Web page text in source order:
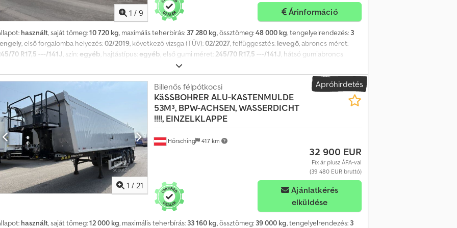
állapotban A BÉRLÉS a vásárlás új formája, nálunk teljes körű szolgáltatással is elérhető -----
1 / 9 Árinformáció
használt, saját tömeg:10 720 kg, maximális teherbírás: 37 280 kg, össztömeg:48 000 kg, tengelyelrendezés: 3
, első forgalomba helyezés:02/2019, következő vizsga (TÜV):02/2027, felfüggesztés: levegő, abroncs méret:
70 R17,5 ---/141J, szín: egyéb, hajtástípus: egyéb, első gumi méret: 245/70 R17,5 ---/141J, hátsó gumiabroncs
, kibocsátási osztály:
áthajtható, -- Nyomdai hibák, tévedések és változtatások jogát fenntartjuk, minta képek --, További adatok a
következő címen: !, More Details: ! Chjdozn Nzkjpfx Ab Soa
Apróhirdetés
1 / 21
Hörsching 417 km
Billenős félpótkocsi
KäSSBOHRER ALU-KASTENMULDE
53M³, BPW-ACHSEN, WASSERDICHT
!!!!, EINZELKLAPPE
32 900 EUR
Fix ár plusz ÁFA-val
(39 480 EUR bruttó)
Ajánlatkérés
elküldése
használt, saját tömeg:12 000 kg, maximális teherbírás: 33 160 kg, össztömeg: 39 000 kg, tengelyelrendezés: 3